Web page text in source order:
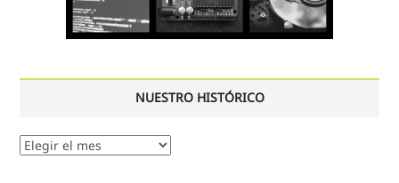
NUESTRO HISTÓRICO
Nuestro